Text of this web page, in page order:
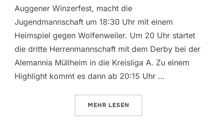
Auggener Winzerfest, macht die
Jugendmannschaft um 18:30 Uhr mit einem
Heimspiel gegen Wolfenweiler. Um 20 Uhr startet
die dritte Herrenmannschaft mit dem Derby bei der
Alemannia Müllheim in die Kreisliga A. Zu einem
Highlight kommt es dann ab 20:15 Uhr …
MEHR ÜBER „GROSSER SAISONSTART
LESEN